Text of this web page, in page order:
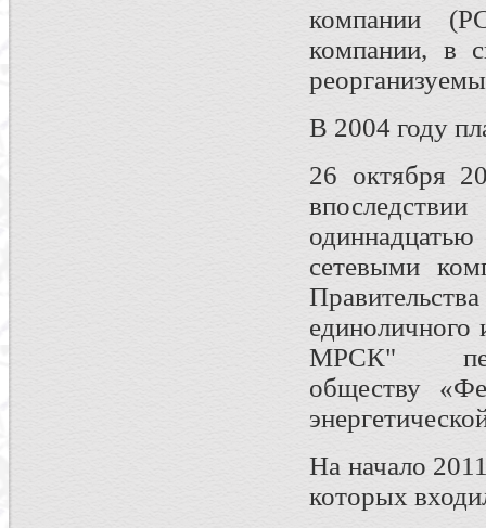
компании
компании, в
В 2004 году
26 октября
сетевыми
единоличного
МРСК"
обществу
На начало
которых